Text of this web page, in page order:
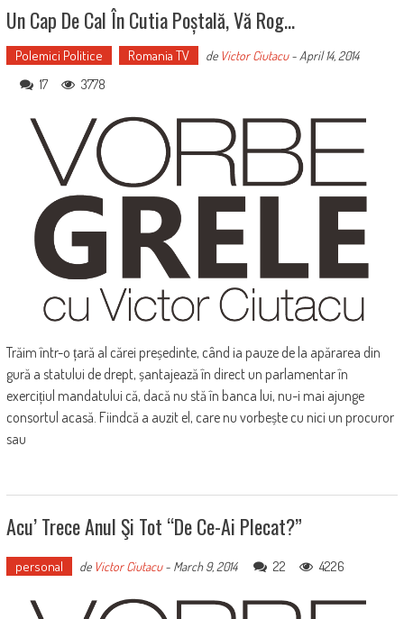
Un Cap De Cal În Cutia Poștală, Vă Rog…
Polemici Politice Romania TV de Victor Ciutacu- April 14, 2014
17 3778
Trăim într-o țară al cărei președinte, când ia pauze de la apărarea din
gură a statului de drept, șantajează în direct un parlamentar în
exercițiul mandatului că, dacă nu stă în banca lui, nu-i mai ajunge
consortul acasă. Fiindcă a auzit el, care nu vorbește cu nici un procuror
sau
Acu’ Trece Anul Şi Tot “de Ce-Ai Plecat?”
personal de Victor Ciutacu- March 9, 2014 22 4226